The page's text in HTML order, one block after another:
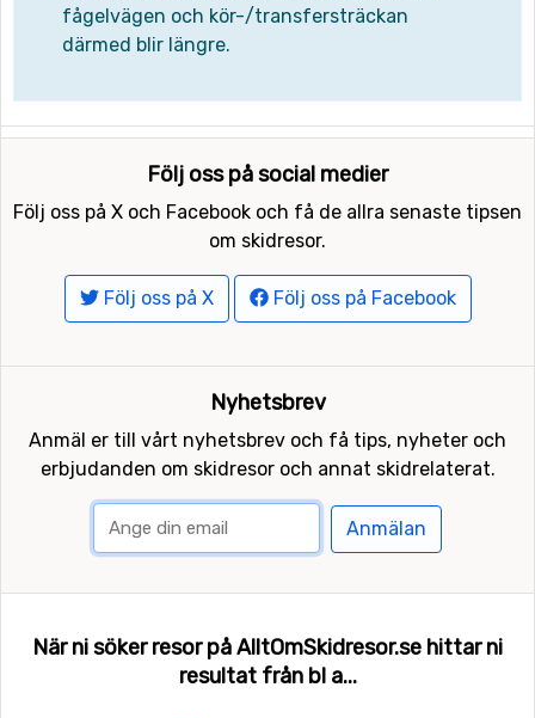
fågelvägen och kör-/transfersträckan
därmed blir längre.
Följ oss på social medier
Följ oss på X och Facebook och få de allra senaste tipsen
om skidresor.
Följ oss på X Följ oss på Facebook
Nyhetsbrev
Anmäl er till vårt nyhetsbrev och få tips, nyheter och
erbjudanden om skidresor och annat skidrelaterat.
Anmälan
När ni söker resor på AlltOmSkidresor.se hittar ni
resultat från bl a...